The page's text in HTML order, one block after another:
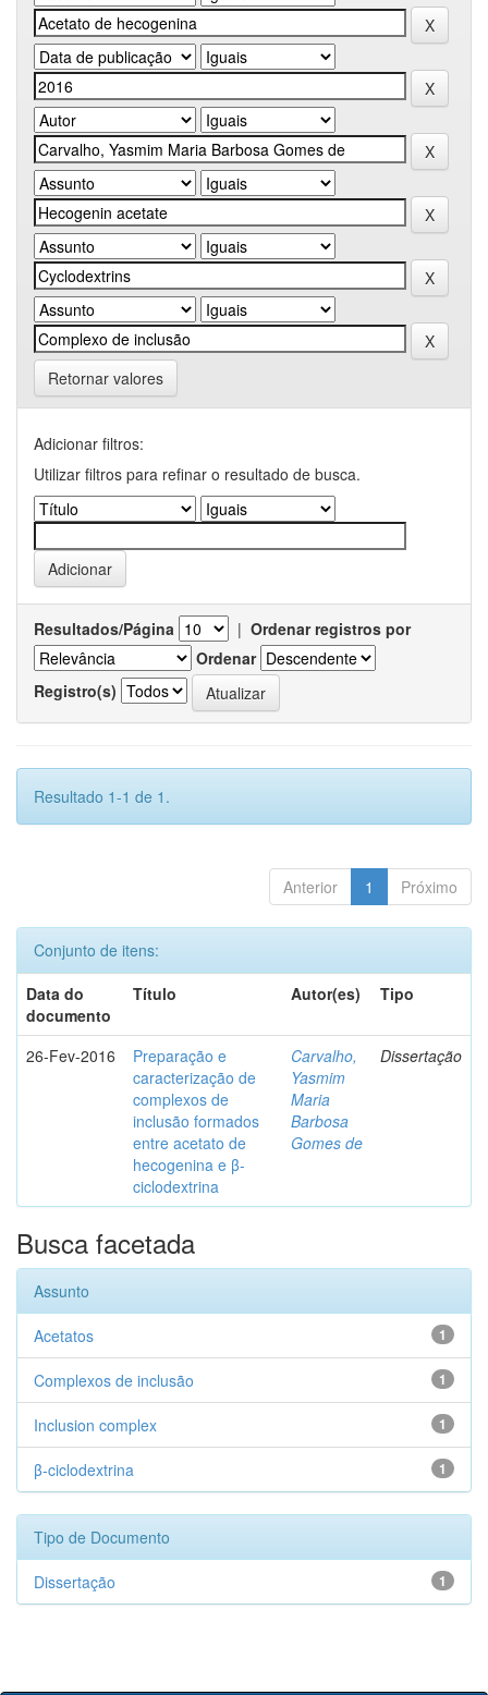
Retornar valores
Adicionar filtros:
Utilizar filtros para refinar o resultado de busca.
Resultados/Página | Ordenar registros por
Ordenar
Registro(s)
Resultado 1-1 de 1.
Anterior 1 Próximo
Conjunto de itens:
Data do
documento
Título Autor(es) Tipo
26-Fev-2016
Preparação e
caracterização de
complexos de
inclusão formados
entre acetato de
hecogenina e β-
ciclodextrina
Carvalho,
Yasmim
Maria
Barbosa
Gomes de
Dissertação
Busca facetada
Assunto
1
Acetatos
1
Complexos de inclusão
1
Inclusion complex
1
β-ciclodextrina
Tipo de Documento
1
Dissertação